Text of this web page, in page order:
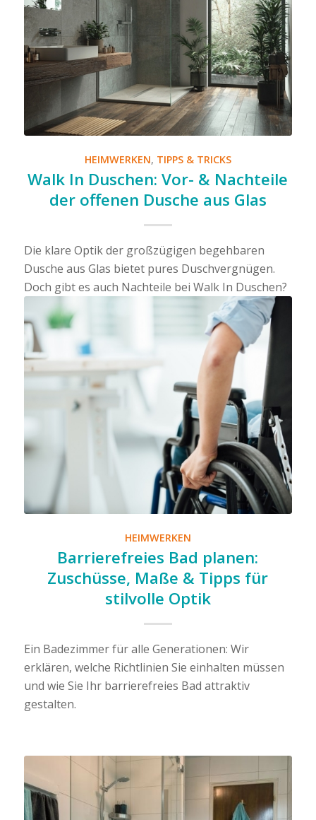
HEIMWERKEN, TIPPS & TRICKS
Walk In Duschen: Vor- & Nachteile
der offenen Dusche aus Glas
Die klare Optik der großzügigen begehbaren
Dusche aus Glas bietet pures Duschvergnügen.
Doch gibt es auch Nachteile bei Walk In Duschen?
HEIMWERKEN
Barrierefreies Bad planen:
Zuschüsse, Maße & Tipps für
stilvolle Optik
Ein Badezimmer für alle Generationen: Wir
erklären, welche Richtlinien Sie einhalten müssen
und wie Sie Ihr barrierefreies Bad attraktiv
gestalten.